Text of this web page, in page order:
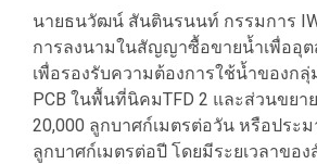
นายธนวัฒน์ สันตินรนนท์ กรรมการ
การลงนามในสัญญาซื้อขายน้ำเพื่ออุ
เพื่อรองรับความต้องการใช้น้ำของก
PCB ในพื้นที่นิคมTFD 2 และส่วนขย
20,000 ลูกบาศก์เมตรต่อวัน หรือประ
ลูกบาศก์เมตรต่อปี โดยมีระยเวลาขอ